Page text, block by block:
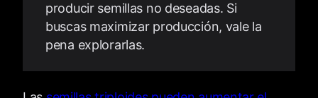
producir semillas no deseadas. Si
buscas maximizar producción, vale la
pena explorarlas.